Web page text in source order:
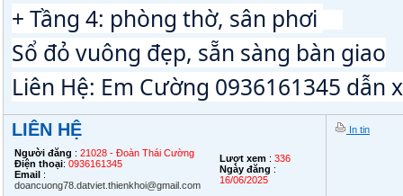
+ Tầng 4: phòng thờ, sân phơi
Sổ đỏ vuông đẹp, sẵn sàng bàn giao
Liên Hệ: Em Cường 0936161345 dẫn
LIÊN HỆ
Người đăng : 21028 - Đoàn Thái Cường
Điện thoại: 0936161345
Email :
doancuong78.datviet.thienkhoi@gmail.com
Lượt xem : 336
Ngày đăng :
16/06/2025
In tin